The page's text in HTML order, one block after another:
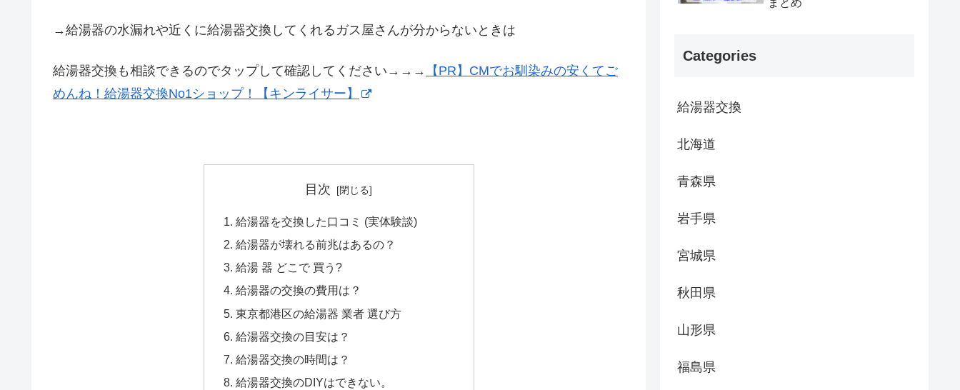
→給湯器の水漏れや近くに給湯器交換してくれるガス屋さんが分からないときは
給湯器交換も相談できるのでタップして確認してください→→→
【PR】CMでお馴染みの安くてご
めんね！給湯器交換No1ショップ！【キンライサー】
目次
給湯器を交換した口コミ (実体験談)
給湯器が壊れる前兆はあるの？
給湯 器 どこで 買う?
給湯器の交換の費用は？
東京都港区の給湯器 業者 選び方
給湯器交換の目安は？
給湯器交換の時間は？
給湯器交換のDIYはできない。
Categories
給湯器交換
北海道
青森県
岩手県
宮城県
秋田県
山形県
福島県